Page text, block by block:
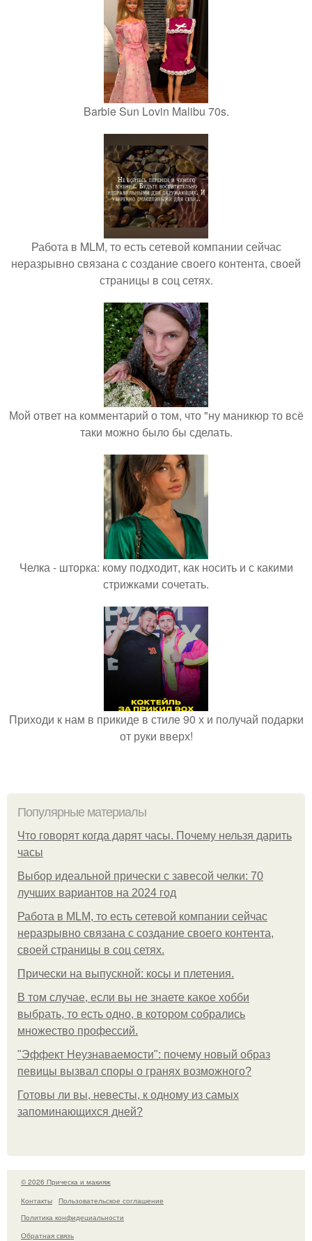
Barbie Sun Lovin Malibu 70s.
Работа в MLM, то есть сетевой компании сейчас
неразрывно связана с создание своего контента, своей
страницы в соц сетях.
Мой ответ на комментарий о том, что "ну маникюр то всё
таки можно было бы сделать.
Челка - шторка: кому подходит, как носить и с какими
стрижками сочетать.
Приходи к нам в прикиде в стиле 90 х и получай подарки
от руки вверх!
Популярные материалы
Что говорят когда дарят часы. Почему нельзя дарить
часы
Выбор идеальной прически с завесой челки: 70
лучших вариантов на 2024 год
Работа в MLM, то есть сетевой компании сейчас
неразрывно связана с создание своего контента,
своей страницы в соц сетях.
Прически на выпускной: косы и плетения.
В том случае, если вы не знаете какое хобби
выбрать, то есть одно, в котором собрались
множество профессий.
"Эффект Неузнаваемости": почему новый образ
певицы вызвал споры о гранях возможного?
Готовы ли вы, невесты, к одному из самых
запоминающихся дней?
© 2026 Прическа и макияж
Контакты
Пользовательское соглашение
Политика конфидециальности
Обратная связь